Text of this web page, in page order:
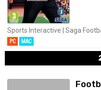
Sports Interactive | Saga
PC MAC